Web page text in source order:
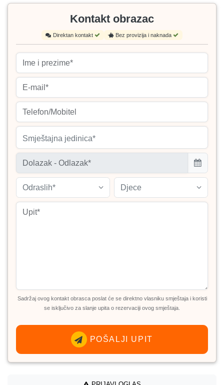
Kontakt obrazac
Direktan kontakt Bez provizija i naknada
Smještajna jedinica*
Odraslih* Djece
Sadržaj ovog kontakt obrasca poslat će se direktno vlasniku smještaja i koristi
se isključivo za slanje upita o rezervaciji ovog smještaja.
POŠALJI UPIT